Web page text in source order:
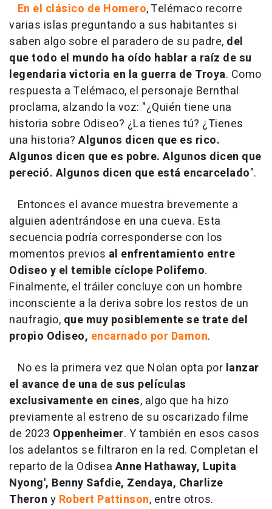
En el clásico de Homero, Telémaco recorre
varias islas preguntando a sus habitantes si
saben algo sobre el paradero de su padre, del
que todo el mundo ha oído hablar a raíz de su
legendaria victoria en la guerra de Troya. Como
respuesta a Telémaco, el personaje Bernthal
proclama, alzando la voz: "¿Quién tiene una
historia sobre Odiseo? ¿La tienes tú? ¿Tienes
una historia? Algunos dicen que es rico.
Algunos dicen que es pobre. Algunos dicen que
pereció. Algunos dicen que está encarcelado".
Entonces el avance muestra brevemente a
alguien adentrándose en una cueva. Esta
secuencia podría corresponderse con los
momentos previos al enfrentamiento entre
Odiseo y el temible cíclope Polifemo.
Finalmente, el tráiler concluye con un hombre
inconsciente a la deriva sobre los restos de un
naufragio, que muy posiblemente se trate del
propio Odiseo, encarnado por Damon.
No es la primera vez que Nolan opta por lanzar
el avance de una de sus películas
exclusivamente en cines, algo que ha hizo
previamente al estreno de su oscarizado filme
de 2023 Oppenheimer. Y también en esos casos
los adelantos se filtraron en la red. Completan el
reparto de la Odisea Anne Hathaway, Lupita
Nyong', Benny Safdie, Zendaya, Charlize
Theron y Robert Pattinson, entre otros.